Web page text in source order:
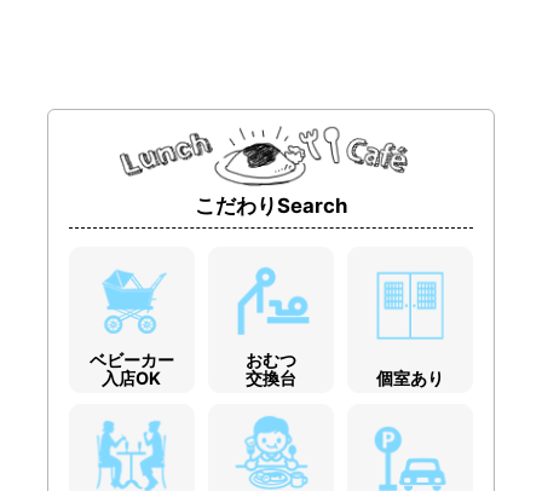
こだわりSearch
ベビーカー
入店OK
おむつ
交換台
個室あり